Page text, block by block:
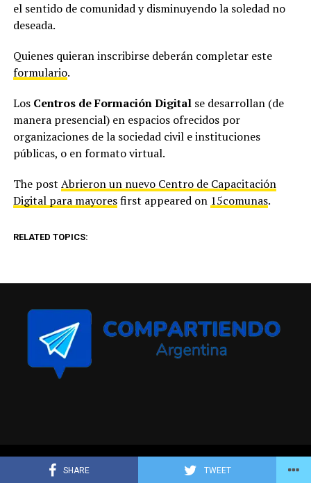
SHARE TWEET
el sentido de comunidad y disminuyendo la soledad no
deseada.
Quienes quieran inscribirse deberán completar este
formulario.
Los Centros de Formación Digitalse desarrollan (de
manera presencial) en espacios ofrecidos por
organizaciones de la sociedad civil e instituciones
públicas, o en formato virtual.
The post Abrieron un nuevo Centro de Capacitación
Digital para mayoresfirst appeared on 15comunas.
RELATED TOPICS:
Compartiendo Argentina © Todos los derechos reservados